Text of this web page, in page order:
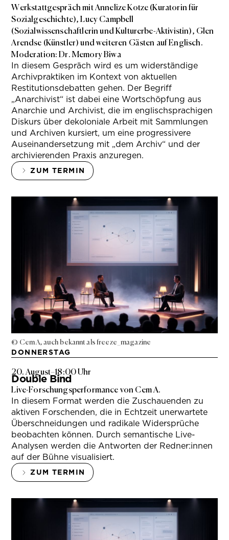
Werkstattgespräch mit Annelize Kotze (Kuratorin für
Sozialgeschichte), Lucy Campbell
(Sozialwissenschaftlerin und Kulturerbe-Aktivistin), Glen
Arendse (Künstler) und weiteren Gästen auf Englisch.
Moderation: Dr. Memory Biwa
In diesem Gespräch wird es um widerständige
Archivpraktiken im Kontext von aktuellen
Restitutionsdebatten gehen. Der Begriff
„Anarchivist“ ist dabei eine Wortschöpfung aus
Anarchie und Archivist, die im englischsprachigen
Diskurs über dekoloniale Arbeit mit Sammlungen
und Archiven kursiert, um eine progressivere
Auseinandersetzung mit „dem Archiv“ und der
archivierenden Praxis anzuregen.
ZUM TERMIN
© Cem A, auch bekannt als freeze_magazine
DONNERSTAG
20. August–18:00 Uhr
Double Bind
Live-Forschungsperformance von Cem A.
In diesem Format werden die Zuschauenden zu
aktiven Forschenden, die in Echtzeit unerwartete
Überschneidungen und radikale Widersprüche
beobachten können. Durch semantische Live-
Analysen werden die Antworten der Redner:innen
auf der Bühne visualisiert.
ZUM TERMIN